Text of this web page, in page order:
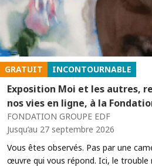
GRATUIT INCONTOURNABLE
Exposition Moi et les autres,
nos vies en ligne, à la
FONDATION GROUPE EDF
Jusqu’au 27 septembre 2026
Vous êtes observés. Pas par une
œuvre qui vous répond. Ici, le trouble